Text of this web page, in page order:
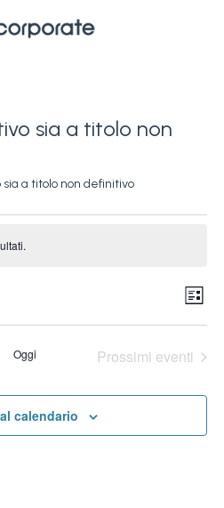
sia a titolo non
a titolo non definitivo
Lista
Oggi Prossimi eventi
calendario